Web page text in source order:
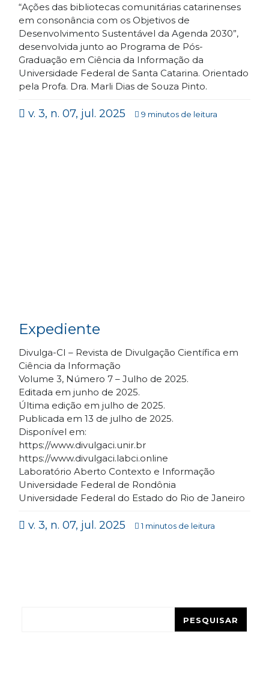
“Ações das bibliotecas comunitárias catarinenses
em consonância com os Objetivos de
Desenvolvimento Sustentável da Agenda 2030”,
desenvolvida junto ao Programa de Pós-
Graduação em Ciência da Informação da
Universidade Federal de Santa Catarina. Orientado
pela Profa. Dra. Marli Dias de Souza Pinto.
v. 3, n. 07, jul. 2025 9 minutos de leitura
Expediente
Divulga-CI – Revista de Divulgação Científica em
Ciência da Informação
Volume 3, Número 7 – Julho de 2025.
Editada em junho de 2025.
Última edição em julho de 2025.
Publicada em 13 de julho de 2025.
Disponível em:
https://www.divulgaci.unir.br
https://www.divulgaci.labci.online
Laboratório Aberto Contexto e Informação
Universidade Federal de Rondônia
Universidade Federal do Estado do Rio de Janeiro
v. 3, n. 07, jul. 2025 1 minutos de leitura
PESQUISAR